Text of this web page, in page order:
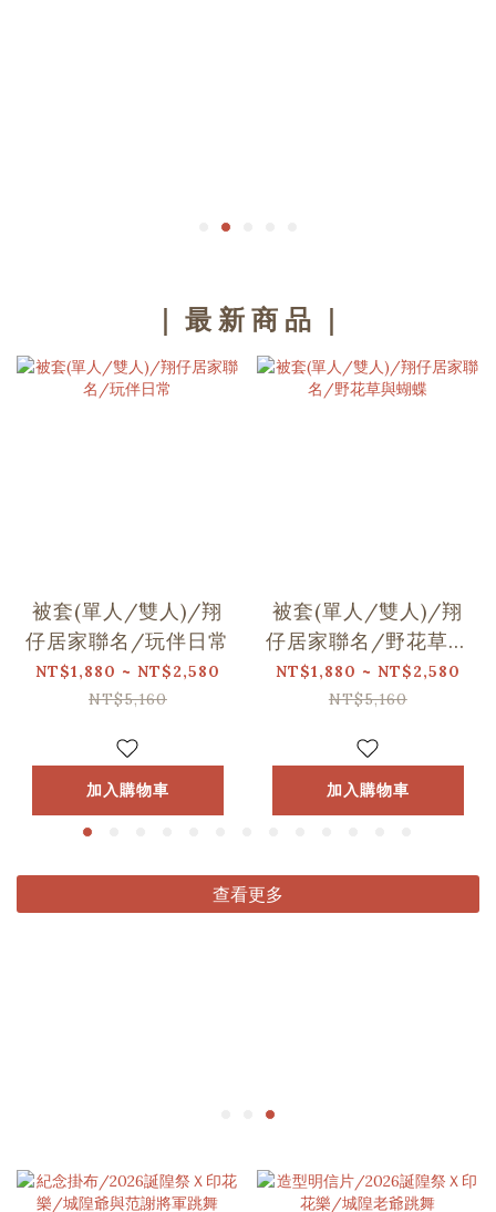
｜ 最 新 商 品 ｜
被套(單人/雙人)/翔
仔居家聯名/玩伴日常
NT$1,880 ~ NT$2,580
NT$5,160
加入購物車
被套(單人/雙人)/翔
仔居家聯名/野花草與
蝴蝶
NT$1,880 ~ NT$2,580
NT$5,160
加入購物車
查看更多